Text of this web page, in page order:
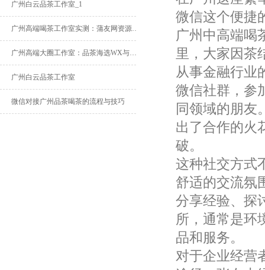
广州白云品茶工作室_1
广州高端喝茶工作室实测：蒲友网资源与葵花蒲点网对比
广州高端大圈工作室：品茶海选WX与佛山蒲典网广告推荐
广州白云品茶工作室
微信对接广州品茶喝茶的流程与技巧
微信这个便捷
广州中高端喝
里，大家因茶
从事金融行业
微信社群，参
同领域的朋友
出了合作的火
破。
这种社交方式
舒适的交流氛
分享经验、探
所，通常是环
品和服务。
对于企业经营